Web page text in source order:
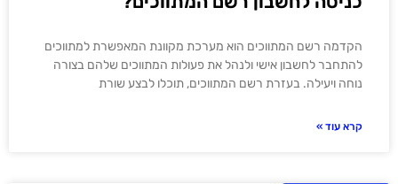
הקדמה רשם המתווכים הוא מערכת מקוונת המאפשרת למתווכים
להתחבר לחשבון אישי ולנהל את פעולות המתווכים שלהם בצורה
נוחה ויעילה. בעזרת רשם המתווכים, תוכלו לבצע שורת
קרא עוד »